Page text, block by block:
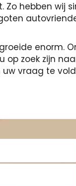
hebben wij
enorm.
zoek zijn
uw vraag te